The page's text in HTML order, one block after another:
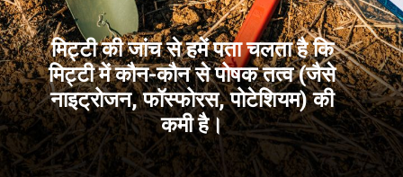
मिट्टी की जांच से हमें पता चलता है कि
मिट्टी में कौन-कौन से पोषक तत्व (जैसे
नाइट्रोजन, फॉस्फोरस, पोटेशियम) की
कमी है।